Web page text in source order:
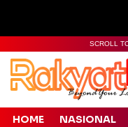
SCROLL
HOME NASIONAL